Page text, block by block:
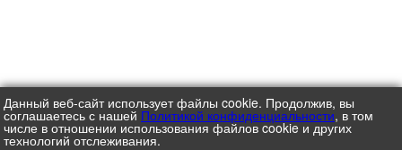
Данный веб-сайт использует файлы cookie. Продолжив, вы
соглашаетесь с нашей Политикой конфиденциальности, в том
числе в отношении использования файлов cookie и других
технологий отслеживания.